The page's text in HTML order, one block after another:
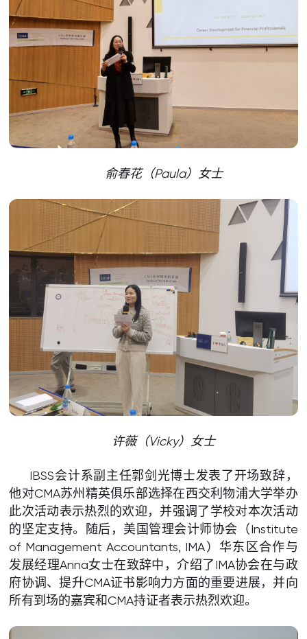
俞春花（Paula）女士
许薇（Vicky）女士
IBSS会计系副主任郭剑光博士发表了开场致辞，
他对CMA苏州精英俱乐部选择在西交利物浦大学举办
此次活动表示热烈的欢迎，并强调了学校对本次活动
的坚定支持。随后，美国管理会计师协会（Institute
of Management Accountants, IMA）华东区合作与
发展经理Anna女士在致辞中，介绍了IMA协会在与政
府协调、提升CMA证书影响力方面的重要进展，并向
所有到场的嘉宾和CMA持证者表示热烈欢迎。